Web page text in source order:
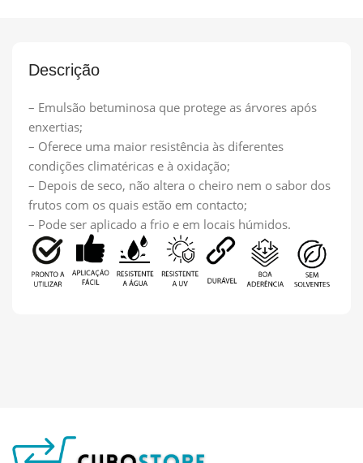
Descrição
– Emulsão betuminosa que protege as árvores após
enxertias;
– Oferece uma maior resistência às diferentes
condições climatéricas e à oxidação;
– Depois de seco, não altera o cheiro nem o sabor dos
frutos com os quais estão em contacto;
– Pode ser aplicado a frio e em locais húmidos.